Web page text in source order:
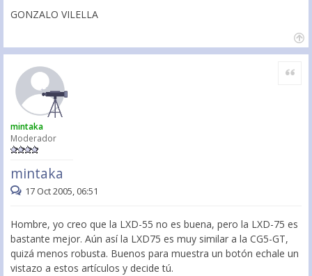
GONZALO VILELLA
mintaka
Moderador
mintaka
Citar
17 Oct 2005, 06:51
Hombre, yo creo que la LXD-55 no es buena, pero la LXD-75 es
bastante mejor. Aún así la LXD75 es muy similar a la CG5-GT,
quizá menos robusta. Buenos para muestra un botón echale un
vistazo a estos artículos y decide tú.